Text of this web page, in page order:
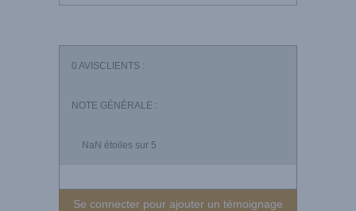
0 AVISCLIENTS :
NOTE GÉNÉRALE :
NaN étoiles sur 5
Se connecter pour ajouter un témoignage